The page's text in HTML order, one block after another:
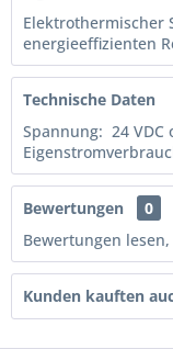
Elektrothermischer
energieeffizienten
Technische Daten
Spannung: 24 VDC
Bewertungen
0
Bewertungen
Kunden kauften